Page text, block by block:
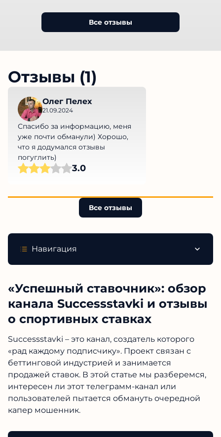
Все отзывы
Отзывы (1)
Олег Пелех
21.09.2024
Спасибо за информацию, меня
уже почти обманули) Хорошо,
что я додумался отзывы
погуглить)
3.0
Все отзывы
Навигация
«Успешный ставочник»: обзор
канала Successstavki и отзывы
о спортивных ставках
Successstavki – это канал, создатель которого
«рад каждому подписчику». Проект связан с
беттинговой индустрией и занимается
продажей ставок. В этой статье мы разберемся,
интересен ли этот телеграмм-канал или
пользователей пытается обмануть очередной
капер мошенник.